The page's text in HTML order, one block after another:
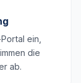
ein,
die
ab.